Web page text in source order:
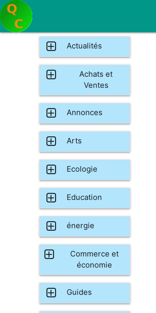
Actualités
Achats et
Ventes
Annonces
Arts
Ecologie
Education
énergie
Commerce et
économie
Guides